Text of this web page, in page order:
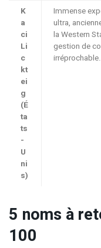
K
a
ci
Li
c
kt
ei
g
(É
ta
ts
-
U
ni
s)
Immense
ultra,
la Western
gestion de
irréprochable.
5 noms à
100